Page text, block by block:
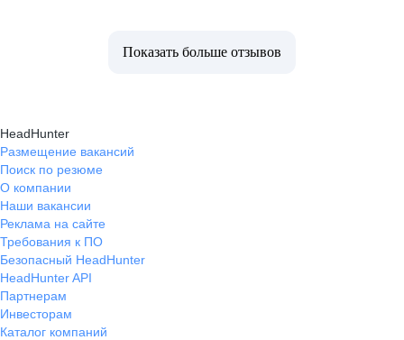
Показать больше отзывов
HeadHunter
Размещение вакансий
Поиск по резюме
О компании
Наши вакансии
Реклама на сайте
Требования к ПО
Безопасный HeadHunter
HeadHunter API
Партнерам
Инвесторам
Каталог компаний